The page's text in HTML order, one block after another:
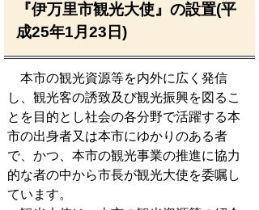
『伊万里市観光大使』の設置(平
成25年1月23日)
本市の観光資源等を内外に広く発信
し、観光客の誘致及び観光振興を図るこ
とを目的とし社会の各分野で活躍する本
市の出身者又は本市にゆかりのある者
で、かつ、本市の観光事業の推進に協力
的な者の中から市長が観光大使を委嘱し
ています。